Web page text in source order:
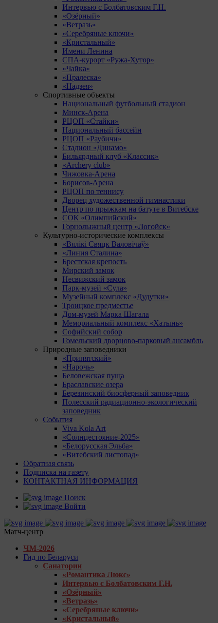
Интервью с Болбатовским Г.Н.
«Озёрный»
«Ветразь»
«Серебряные ключи»
«Кристальный»
Имени Ленина
СПА-курорт «Ружа-Хутор»
«Чайка»
«Пралеска»
«Надзея»
Спортивные объекты
Национальный футбольный стадион
Минск-Арена
РЦОП «Стайки»
Национальный бассейн
РЦОП «Раубичи»
Стадион «Динамо»
Бильярдный клуб «Классик»
«Archery club»
Чижовка-Арена
Борисов-Арена
РЦОП по теннису
Дворец художественной гимнастики
Центр по прыжкам на батуте в Витебске
СОК «Олимпийский»
Горнолыжный центр «Логойск»
Культурно-исторические комплексы
«Вялікі Свяцк Валовічаў»
«Линия Сталина»
Брестская крепость
Мирский замок
Несвижский замок
Парк-музей «Сула»
Музейный комплекс «Дудутки»
Троицкое предместье
Дом-музей Марка Шагала
Мемориальный комплекс «Хатынь»
Софийский собор
Гомельский дворцово-парковый ансамбль
Природные заповедники
«Припятский»
«Нарочь»
Беловежская пуща
Браславские озера
Березинский биосферный заповедник
Полесский радиационно-экологический
заповедник
События
Viva Kola Art
«Солнцестояние-2025»
«Белорусская Эльба»
«Витебский листопад»
Обратная связь
Подписка на газету
КОНТАКТНАЯ ИНФОРМАЦИЯ
Поиск
Войти
Матч-центр
ЧМ-2026
Гид по Беларуси
Санатории
«Романтика Люкс»
Интервью с Болбатовским Г.Н.
«Озёрный»
«Ветразь»
«Серебряные ключи»
«Кристальный»